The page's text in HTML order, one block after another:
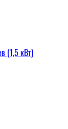
(1,5 кВт)